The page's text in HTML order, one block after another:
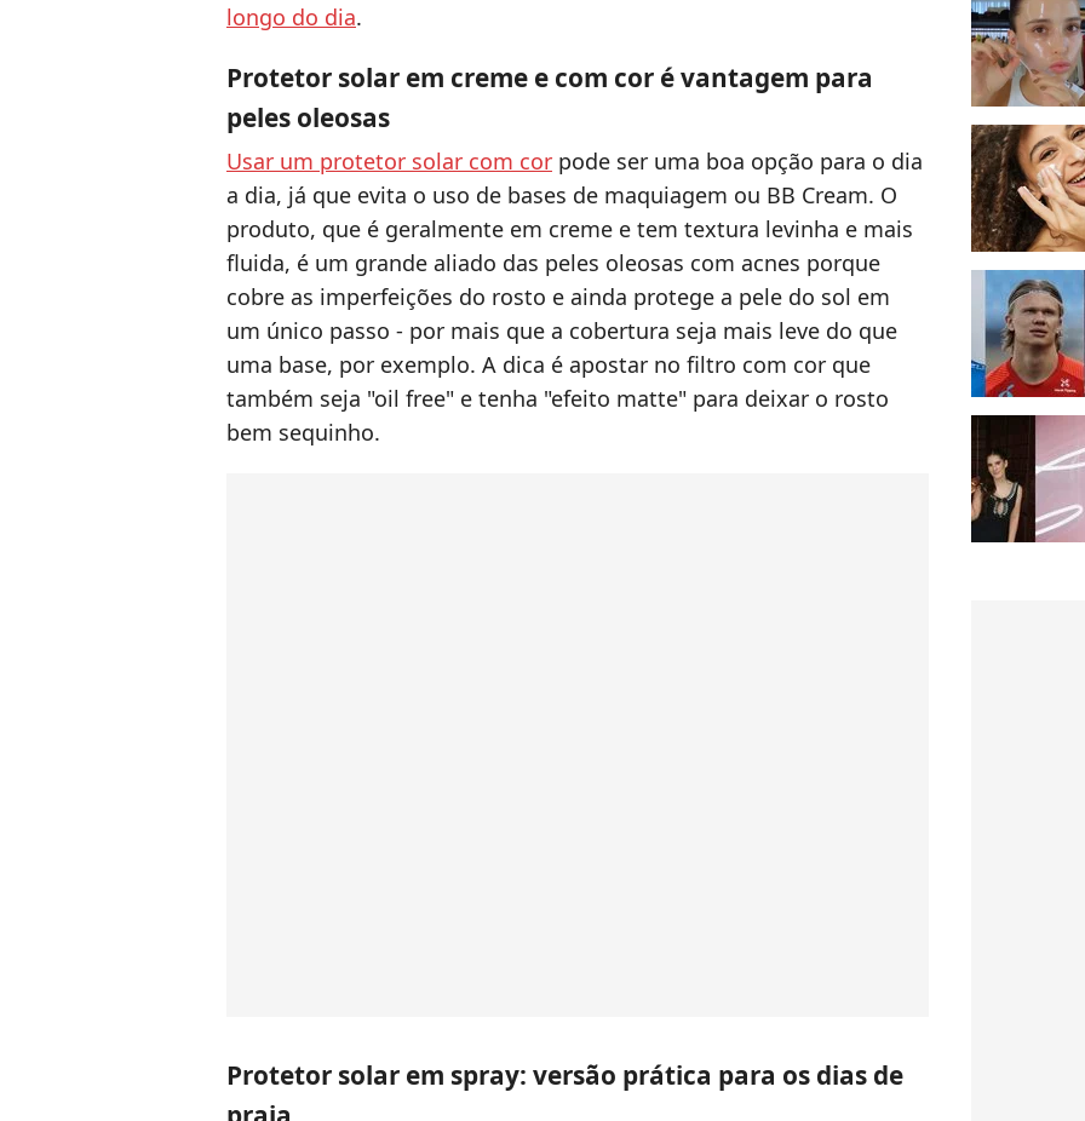
longo do dia.
Protetor solar em creme e com cor é vantagem para
peles oleosas
Usar um protetor solar com cor pode ser uma boa opção para o dia
a dia, já que evita o uso de bases de maquiagem ou BB Cream. O
produto, que é geralmente em creme e tem textura levinha e mais
fluida, é um grande aliado das peles oleosas com acnes porque
cobre as imperfeições do rosto e ainda protege a pele do sol em
um único passo - por mais que a cobertura seja mais leve do que
uma base, por exemplo. A dica é apostar no filtro com cor que
também seja "oil free" e tenha "efeito matte" para deixar o rosto
bem sequinho.
Protetor solar em spray: versão prática para os dias de